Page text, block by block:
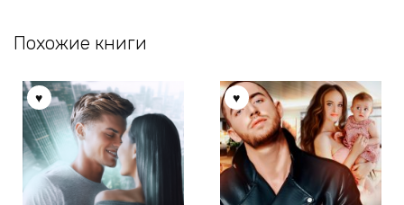
Похожие книги